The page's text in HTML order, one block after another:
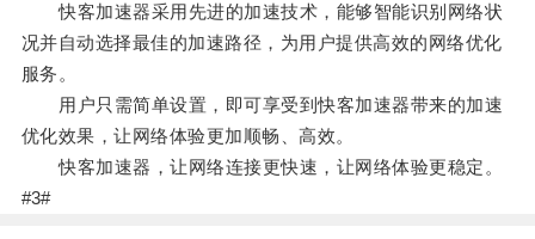
快客加速器采用先进的加速技术，能够智能识别网络状
况并自动选择最佳的加速路径，为用户提供高效的网络优化
服务。
用户只需简单设置，即可享受到快客加速器带来的加速
优化效果，让网络体验更加顺畅、高效。
快客加速器，让网络连接更快速，让网络体验更稳定。
#3#